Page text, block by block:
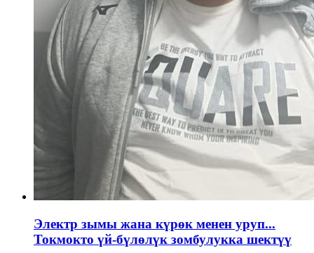
Электр зымы жана күрөк менен уруп...
Токмокто үй-бүлөлүк зомбулукка шектүү